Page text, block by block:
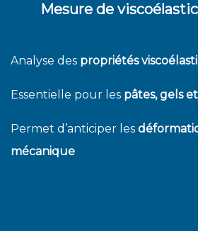
Mesure de
Analyse des propriétés
Essentielle pour les pâtes, gels
Permet d’anticiper les
mécanique